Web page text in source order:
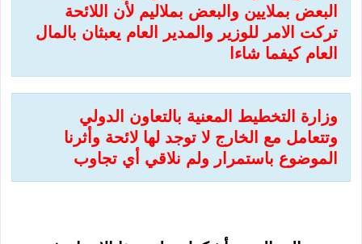
البعض بملايين والبعض بملاليم لأن اللائحة
تركت الامر للوزير والمدير العام يعبثان بالمال
العام كيفما شاءا
وزارة التخطيط المعنية بالتعاون الدولي
وتتعامل مع الخارج لا توجد لها لائحة وأثرنا
الموضوع باستمرار ولم نلاقي أي تجاوب